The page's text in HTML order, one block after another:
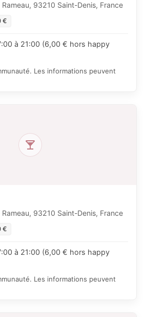
93210 Saint-Denis, France
€
à 21:00 (6,00 € hors happy
Les informations peuvent
93210 Saint-Denis, France
€
à 21:00 (6,00 € hors happy
Les informations peuvent